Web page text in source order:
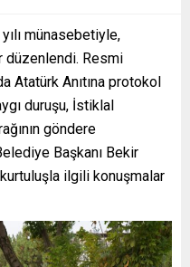
münasebetiyle,
düzenlendi. Resmi
Atatürk Anıtına protokol
duruşu, İstiklal
göndere
Başkanı Bekir
ilgili konuşmalar